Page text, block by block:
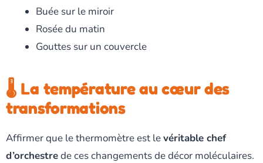
Buée sur le miroir
Rosée du matin
Gouttes sur un couvercle
🌡️ La température au cœur des
transformations
Affirmer que le thermomètre est levéritable chef
d’orchestrede ces changements de décor moléculaires.